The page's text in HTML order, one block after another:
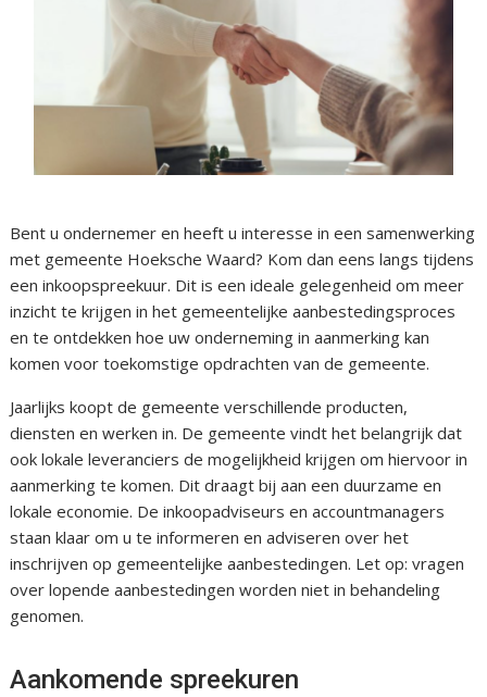
Bent u ondernemer en heeft u interesse in een samenwerking
met gemeente Hoeksche Waard? Kom dan eens langs tijdens
een inkoopspreekuur. Dit is een ideale gelegenheid om meer
inzicht te krijgen in het gemeentelijke aanbestedingsproces
en te ontdekken hoe uw onderneming in aanmerking kan
komen voor toekomstige opdrachten van de gemeente.
Jaarlijks koopt de gemeente verschillende producten,
diensten en werken in. De gemeente vindt het belangrijk dat
ook lokale leveranciers de mogelijkheid krijgen om hiervoor in
aanmerking te komen. Dit draagt bij aan een duurzame en
lokale economie. De inkoopadviseurs en accountmanagers
staan klaar om u te informeren en adviseren over het
inschrijven op gemeentelijke aanbestedingen. Let op: vragen
over lopende aanbestedingen worden niet in behandeling
genomen.
Aankomende spreekuren